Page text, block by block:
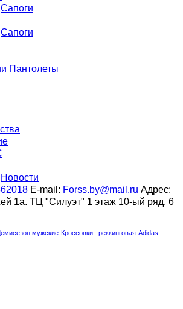
Сапоги
Сапоги
Пантолеты
Новости
E-mail: Forss.by@mail.ru Адрес:
1а. ТЦ "Силуэт" 1 этаж 10-ый ряд, 6
мужские Кроссовки треккинговая Adidas